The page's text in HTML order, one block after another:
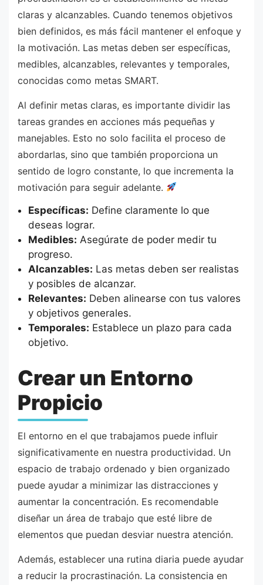
claras y alcanzables. Cuando tenemos objetivos
bien definidos, es más fácil mantener el enfoque y
la motivación. Las metas deben ser específicas,
medibles, alcanzables, relevantes y temporales,
conocidas como metas SMART.
Al definir metas claras, es importante dividir las
tareas grandes en acciones más pequeñas y
manejables. Esto no solo facilita el proceso de
abordarlas, sino que también proporciona un
sentido de logro constante, lo que incrementa la
motivación para seguir adelante.
Específicas: Define claramente lo que
deseas lograr.
Medibles: Asegúrate de poder medir tu
progreso.
Alcanzables: Las metas deben ser realistas
y posibles de alcanzar.
Relevantes: Deben alinearse con tus valores
y objetivos generales.
Temporales: Establece un plazo para cada
objetivo.
Crear un Entorno
Propicio
El entorno en el que trabajamos puede influir
significativamente en nuestra productividad. Un
espacio de trabajo ordenado y bien organizado
puede ayudar a minimizar las distracciones y
aumentar la concentración. Es recomendable
diseñar un área de trabajo que esté libre de
elementos que puedan desviar nuestra atención.
Además, establecer una rutina diaria puede ayudar
a reducir la procrastinación. La consistencia en